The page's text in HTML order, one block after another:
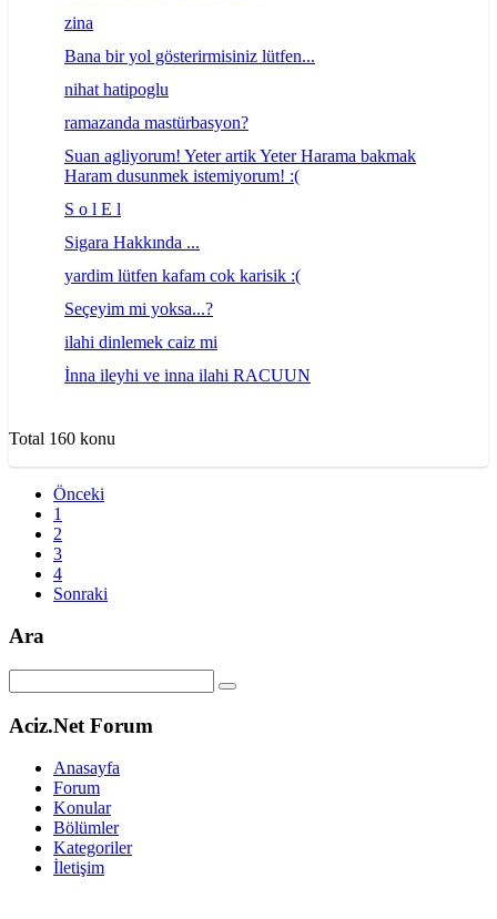
zina
Bana bir yol gösterirmisiniz lütfen...
nihat hatipoglu
ramazanda mastürbasyon?
Suan agliyorum! Yeter artik Yeter Harama bakmak
Haram dusunmek istemiyorum! :(
S o l E l
Sigara Hakkında ...
yardim lütfen kafam cok karisik :(
Seçeyim mi yoksa...?
ilahi dinlemek caiz mi
İnna ileyhi ve inna ilahi RACUUN
Total 160 konu
Önceki
1
2
3
4
Sonraki
Ara
Aciz.Net Forum
Anasayfa
Forum
Konular
Bölümler
Kategoriler
İletişim